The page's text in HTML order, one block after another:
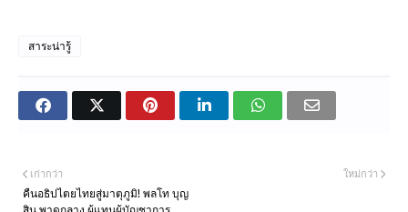
สาระน่ารู้
ใหม่กว่า
เก่ากว่า
คืนอธิปไตยไทยสู่มาตุภูมิ! พลโท บุญ